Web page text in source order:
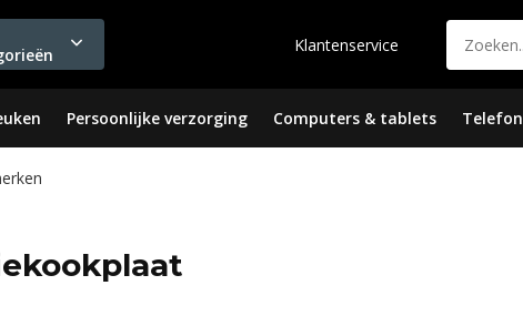
Klantenservice
Persoonlijke verzorging Computers & tablets